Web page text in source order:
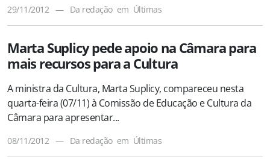
29/11/2012 — Da redação em Últimas
Marta Suplicy pede apoio na Câmara para
mais recursos para a Cultura
A ministra da Cultura, Marta Suplicy, compareceu nesta
quarta-feira (07/11) à Comissão de Educação e Cultura da
Câmara para apresentar...
08/11/2012 — Da redação em Últimas